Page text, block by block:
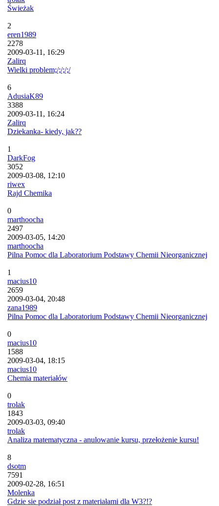
Świeżak
2
eren1989
2278
2009-03-11, 16:29
Zalirq
Wielki problem;/;/;/;/
6
AdusiaK89
3388
2009-03-11, 16:24
Zalirq
Dziekanka- kiedy, jak??
1
DarkFog
3052
2009-03-08, 12:10
riwex
Rajd Chemika
0
marthoocha
2497
2009-03-05, 14:20
marthoocha
Pilna Pomoc dla Laboratorium Podstawy Chemii Nieorganicznej
1
macius10
2659
2009-03-04, 20:48
zana1989
Pilna Pomoc dla Laboratorium Podstawy Chemii Nieorganicznej
0
macius10
1588
2009-03-04, 18:15
macius10
Chemia materiałów
0
trolak
1843
2009-03-03, 09:40
trolak
Analiza matematyczna - anulowanie kursu, przełożenie kursu!
8
dsotm
7591
2009-02-28, 16:51
Molenka
Gdzie sie podział post z materiałami dla W3?!?